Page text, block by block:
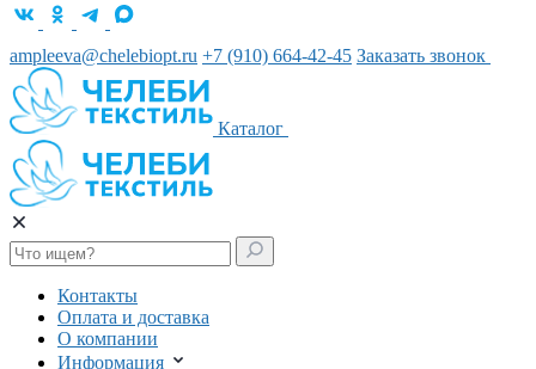
ampleeva@chelebiopt.ru +7 (910) 664-42-45 Заказать звонок
Каталог
Контакты
Оплата и доставка
О компании
Информация